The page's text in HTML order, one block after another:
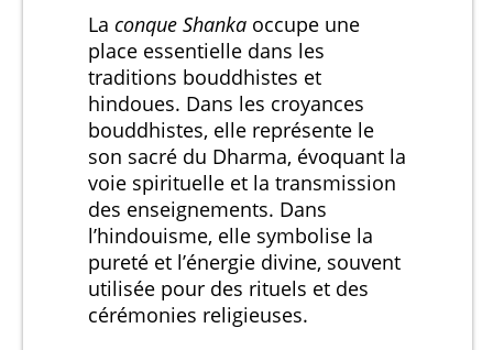
La conque Shanka occupe une
place essentielle dans les
traditions bouddhistes et
hindoues. Dans les croyances
bouddhistes, elle représente le
son sacré du Dharma, évoquant la
voie spirituelle et la transmission
des enseignements. Dans
l’hindouisme, elle symbolise la
pureté et l’énergie divine, souvent
utilisée pour des rituels et des
cérémonies religieuses.